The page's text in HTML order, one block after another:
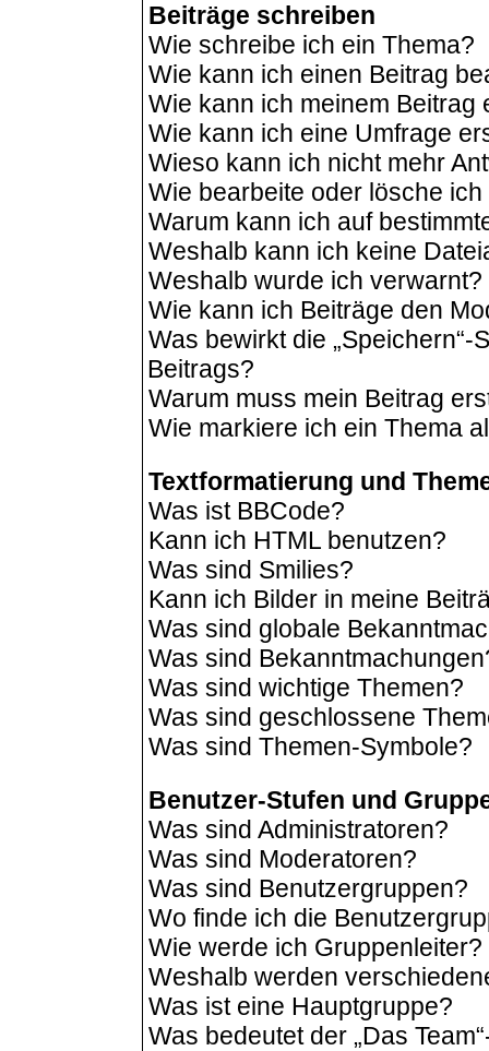
Beiträge schreiben
Wie schreibe ich ein Thema?
Wie kann ich einen Beitrag
Wie kann ich meinem Beitrag
Wie kann ich eine Umfrage
Wieso kann ich nicht mehr
Wie bearbeite oder lösche
Warum kann ich auf
Weshalb kann ich keine
Weshalb wurde ich verwarnt?
Wie kann ich Beiträge den
Was bewirkt die
Beitrags?
Warum muss mein Beitrag
Wie markiere ich ein Thema
Textformatierung und
Was ist BBCode?
Kann ich HTML benutzen?
Was sind Smilies?
Kann ich Bilder in meine
Was sind globale
Was sind
Was sind wichtige Themen?
Was sind geschlossene
Was sind Themen-Symbole?
Benutzer-Stufen und
Was sind Administratoren?
Was sind Moderatoren?
Was sind Benutzergruppen?
Wo finde ich die
Wie werde ich Gruppenleiter?
Weshalb werden
Was ist eine Hauptgruppe?
Was bedeutet der „Das